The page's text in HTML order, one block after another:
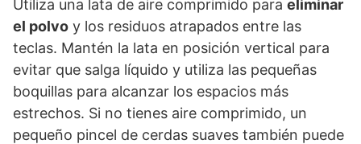
Utiliza una lata de aire comprimido para eliminar
el polvo y los residuos atrapados entre las
teclas. Mantén la lata en posición vertical para
evitar que salga líquido y utiliza las pequeñas
boquillas para alcanzar los espacios más
estrechos. Si no tienes aire comprimido, un
pequeño pincel de cerdas suaves también puede